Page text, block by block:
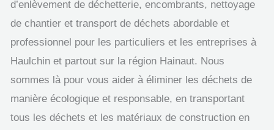
d’enlèvement de déchetterie, encombrants, nettoyage
de chantier et transport de déchets abordable et
professionnel pour les particuliers et les entreprises à
Haulchin et partout sur la région Hainaut. Nous
sommes là pour vous aider à éliminer les déchets de
manière écologique et responsable, en transportant
tous les déchets et les matériaux de construction en